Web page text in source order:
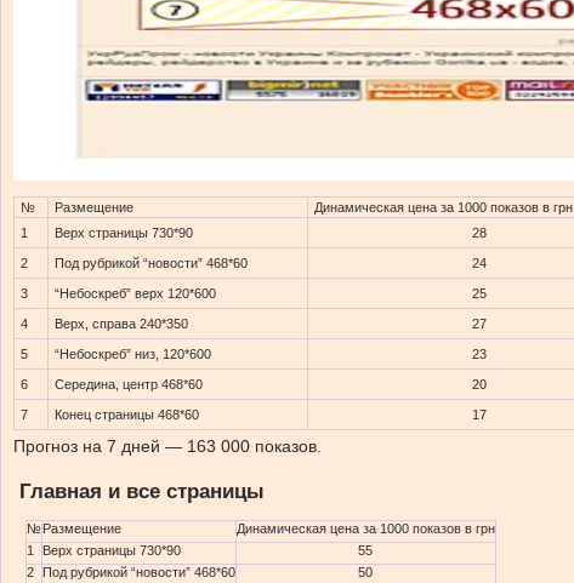
№ Размещение
Динамическая цена за 1000 показов в грн
1
Верх страницы 730*90 28
2 Под рубрикой “новости” 468*60 24
3 “Небоскреб” верх 120*600 25
4 Верх, справа 240*350 27
5 “Небоскреб” низ, 120*600 23
6 Середина, центр 468*60 20
7 Конец страницы 468*60 17
Прогноз на 7 дней — 163 000 показов.
Главная и все страницы
№ Размещение
Динамическая цена за 1000 показов в грн
1
Верх страницы 730*90
55
2
Под рубрикой “новости” 468*60 50